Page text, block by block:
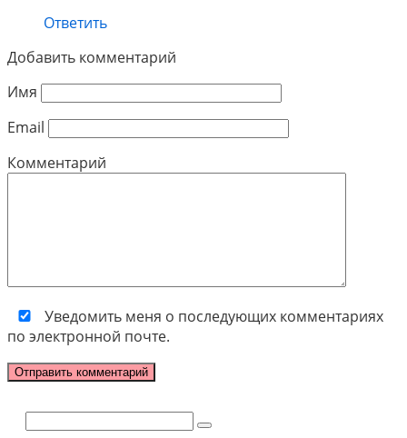
Ответить
Добавить комментарий
Имя
Email
Комментарий
Уведомить меня о последующих комментариях
по электронной почте.
Поиск: